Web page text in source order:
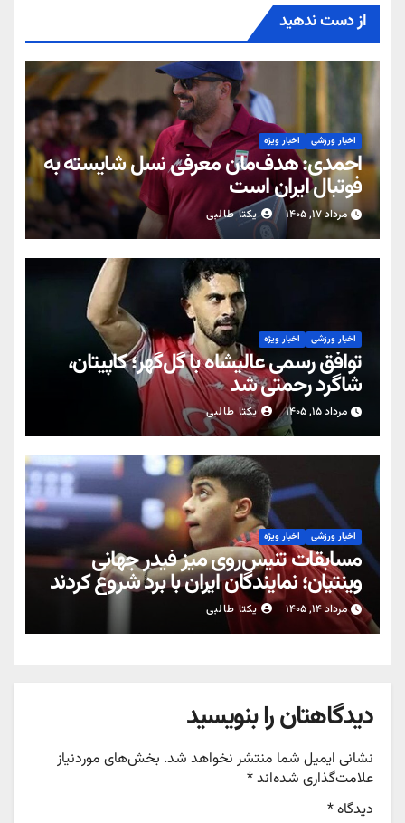
از دست ندهید
اخبار ورزشی اخبار ویژه
احمدی: هدف‌مان معرفی نسل شایسته به
فوتبال ایران است
مرداد ۱۷, ۱۴۰۵ یکتا طالبی
اخبار ورزشی اخبار ویژه
توافق رسمی عالیشاه با گل‌گهر؛ کاپیتان،
شاگرد رحمتی شد
مرداد ۱۵, ۱۴۰۵ یکتا طالبی
اخبار ورزشی اخبار ویژه
مسابقات تنیس‌روی میز فیدر جهانی
وینتیان؛ نمایندگان ایران با برد شروع کردند
مرداد ۱۴, ۱۴۰۵ یکتا طالبی
دیدگاهتان را بنویسید
نشانی ایمیل شما منتشر نخواهد شد. بخش‌های موردنیاز
علامت‌گذاری شده‌اند*
دیدگاه*